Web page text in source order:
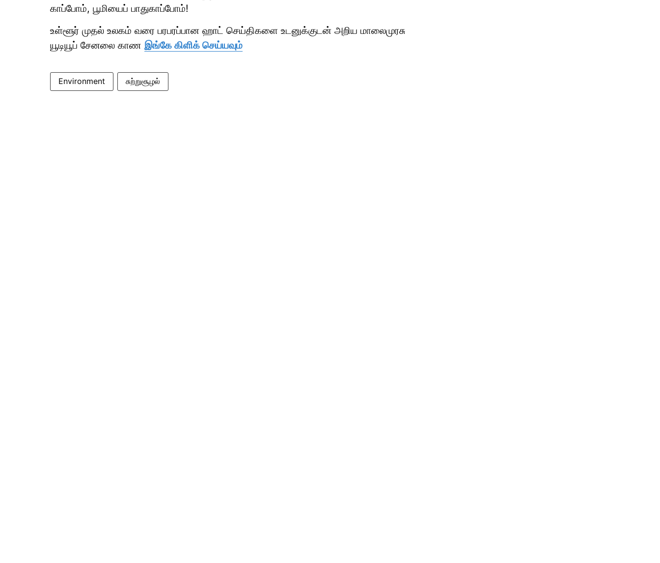
காப்போம், பூமியைப் பாதுகாப்போம்!
உள்ளூர் முதல் உலகம் வரை பரபரப்பான ஹாட் செய்திகளை உடனுக்குடன் அறிய மாலைமுரசு
யூடியூப் சேனலை காண இங்கே கிளிக் செய்யவும்
Environment சுற்றுசூழல்